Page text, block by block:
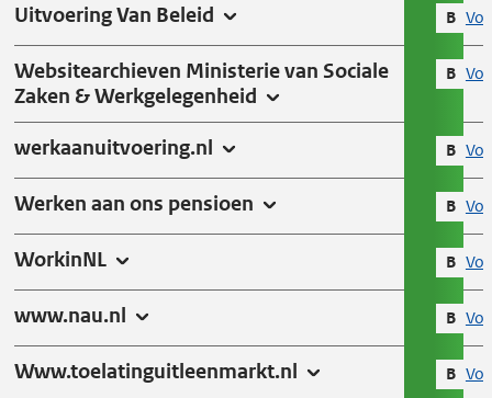
Uitvoering Van Beleid B
Websitearchieven Ministerie van Sociale
Zaken & Werkgelegenheid
B
werkaanuitvoering.nl B
Werken aan ons pensioen B
WorkinNL B
www.nau.nl B
Www.toelatinguitleenmarkt.nl B